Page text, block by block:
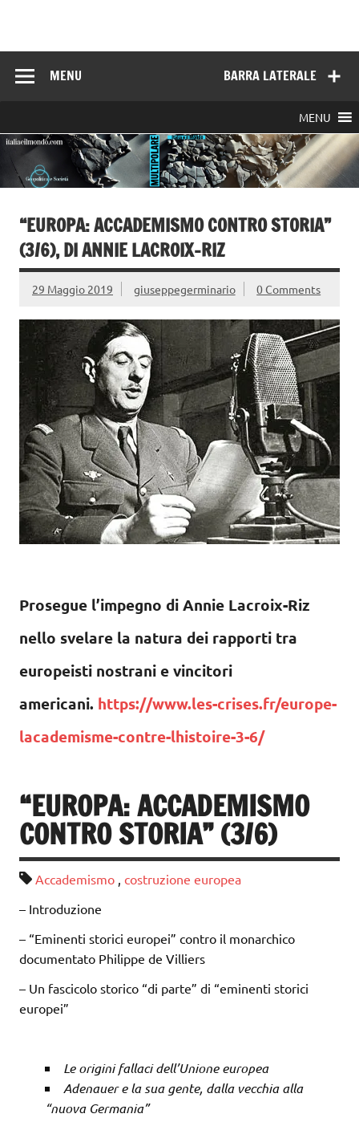
BARRA LATERALE
MENU
MENU
“EUROPA: ACCADEMISMO CONTRO STORIA”
(3/6), DI ANNIE LACROIX-RIZ
29 Maggio 2019 giuseppegerminario 0 Comments
Prosegue l’impegno di Annie Lacroix-Riz
nello svelare la natura dei rapporti tra
europeisti nostrani e vincitori
americani. https://www.les-crises.fr/europe-
lacademisme-contre-lhistoire-3-6/
“EUROPA: ACCADEMISMO
CONTRO STORIA” (3/6)
Accademismo , costruzione europea
– Introduzione
– “Eminenti storici europei” contro il monarchico
documentato Philippe de Villiers
– Un fascicolo storico “di parte” di “eminenti storici
europei”
Le origini fallaci dell’Unione europea
Adenauer e la sua gente, dalla vecchia alla
“nuova Germania”